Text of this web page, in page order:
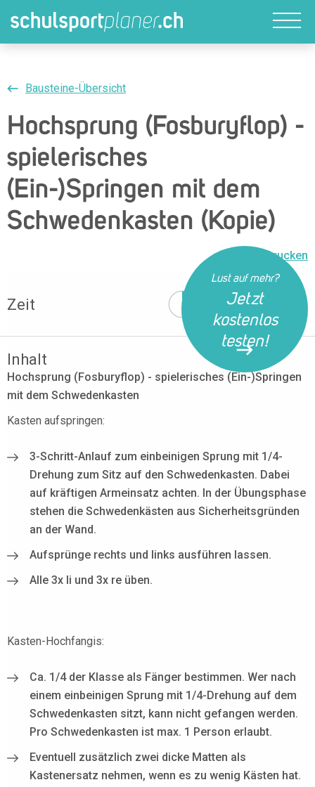
Lust auf mehr?
Jetzt
kostenlos
testen!
Bausteine-Übersicht
Hochsprung (Fosburyflop) -
spielerisches
(Ein-)Springen mit dem
Schwedenkasten (Kopie)
Drucken
Zeit 10 Min
Inhalt
Hochsprung (Fosburyflop) - spielerisches (Ein-)Springen
mit dem Schwedenkasten
Kasten aufspringen:
3-Schritt-Anlauf zum einbeinigen Sprung mit 1/4-
Drehung zum Sitz auf den Schwedenkasten. Dabei
auf kräftigen Armeinsatz achten. In der Übungsphase
stehen die Schwedenkästen aus Sicherheitsgründen
an der Wand.
Aufsprünge rechts und links ausführen lassen.
Alle 3x li und 3x re üben.
Kasten-Hochfangis:
Ca. 1/4 der Klasse als Fänger bestimmen. Wer nach
einem einbeinigen Sprung mit 1/4-Drehung auf dem
Schwedenkasten sitzt, kann nicht gefangen werden.
Pro Schwedenkasten ist max. 1 Person erlaubt.
Eventuell zusätzlich zwei dicke Matten als
Kastenersatz nehmen, wenn es zu wenig Kästen hat.